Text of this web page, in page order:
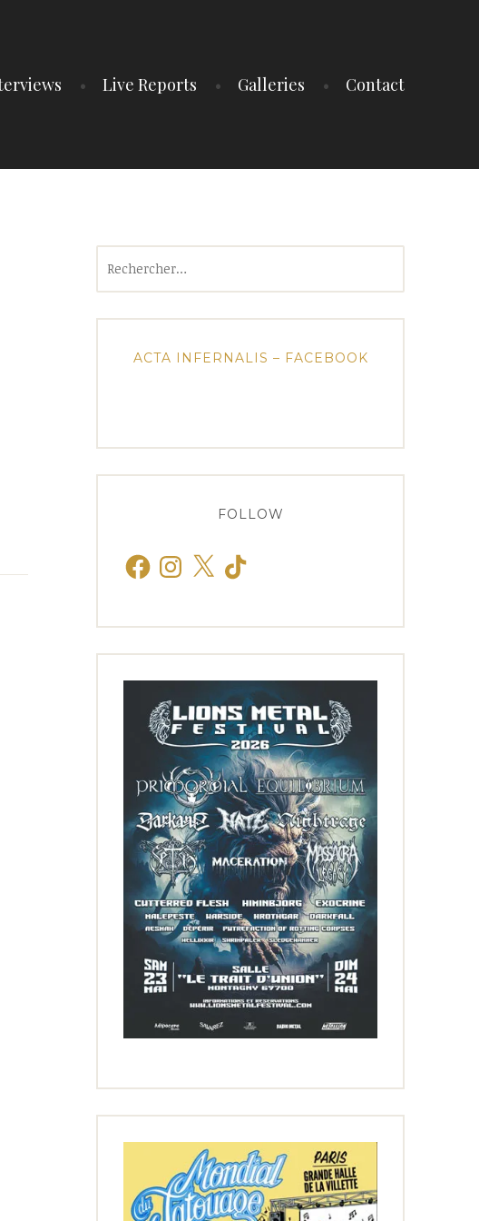
Live Reports Galleries Contact
ACTA INFERNALIS – FACEBOOK
FOLLOW
FacebookInstagram
X TikTok